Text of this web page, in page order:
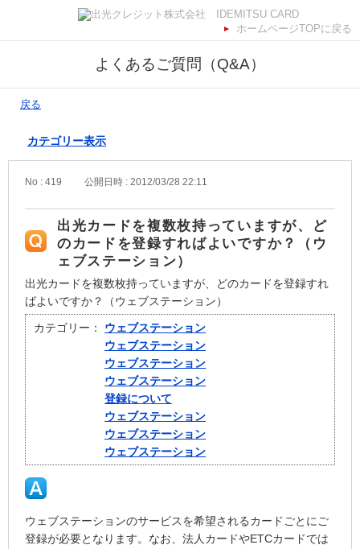
ホームページTOPに戻る
よくあるご質問（Q&A）
戻る
カテゴリー表示
No : 419 公開日時 : 2012/03/28 22:11
出光カードを複数枚持っていますが、ど
のカードを登録すればよいですか？（ウ
ェブステーション）
出光カードを複数枚持っていますが、どのカードを登録すれ
ばよいですか？（ウェブステーション）
カテゴリー：
ウェブステーション
ウェブステーション
ウェブステーション
ウェブステーション
登録について
ウェブステーション
ウェブステーション
ウェブステーション
ウェブステーションのサービスを希望されるカードごとにご
登録が必要となります。なお、法人カードやETCカードでは